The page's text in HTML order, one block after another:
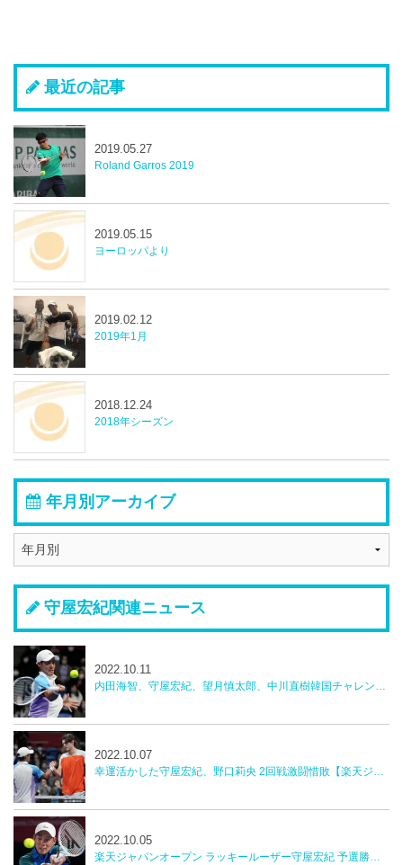
最近の記事
Roland Garros 2019
2019.05.27
ヨーロッパより
2019.05.15
2019年1月
2019.02.12
2018年シーズン
2018.12.24
年月別アーカイブ
守屋宏紀関連ニュース
内田海智、守屋宏紀、望月慎太郎、中川直樹韓国チャレンジャー
2022.10.11
幸運活かした守屋宏紀、野口莉央 2回戦激闘惜敗【楽天ジャパンオープン】
2022.10.07
楽天ジャパンオープン ラッキールーザー守屋宏紀 予選勝者野口莉央 勝利 2回戦へ
2022.10.05